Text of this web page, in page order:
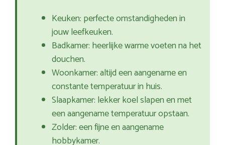
Keuken: perfecte omstandigheden in
jouw leefkeuken.
Badkamer: heerlijke warme voeten na het
douchen.
Woonkamer: altijd een aangename en
constante temperatuur in huis.
Slaapkamer: lekker koel slapen en met
een aangename temperatuur opstaan.
Zolder: een fijne en aangename
hobbykamer.